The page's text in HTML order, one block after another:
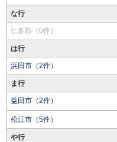
な行
仁多郡（0件）
は行
浜田市（2件）
ま行
益田市（2件）
松江市（5件）
や行